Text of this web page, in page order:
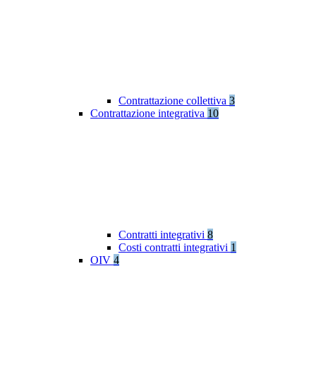
Contrattazione collettiva 3
Contrattazione integrativa 10
Contratti integrativi 8
Costi contratti integrativi 1
OIV 4